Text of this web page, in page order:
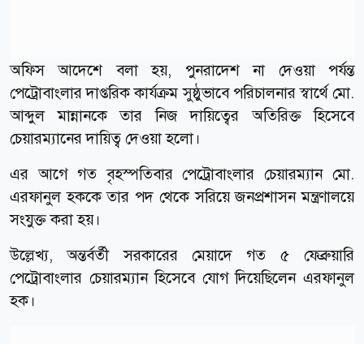
অফিস আদেশে বলা হয়, পুনরাদেশ না দেওয়া পর্যন্ত
পেট্রোবাংলার দাপ্তরিক কার্যক্রম সুষ্ঠুভাবে পরিচালনার স্বার্থে মো.
আব্দুল মান্নানকে তার নিজ দায়িত্বের অতিরিক্ত হিসেবে
চেয়ারম্যানের দায়িত্ব দেওয়া হলো।
এর আগে গত বৃহস্পতিবার পেট্রোবাংলার চেয়ারম্যান মো.
এরফানুল হককে তার পদ থেকে সরিয়ে জনপ্রশাসন মন্ত্রণালয়ে
সংযুক্ত করা হয়।
উল্লেখ্য, অন্তর্বর্তী সরকারের মেয়াদে গত ৫ ফেব্রুয়ারি
পেট্রোবাংলার চেয়ারম্যান হিসেবে যোগ দিয়েছিলেন এরফানুল
হক।